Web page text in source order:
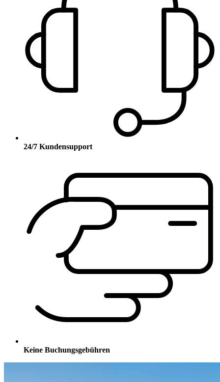
24/7 Kundensupport
Keine Buchungsgebühren